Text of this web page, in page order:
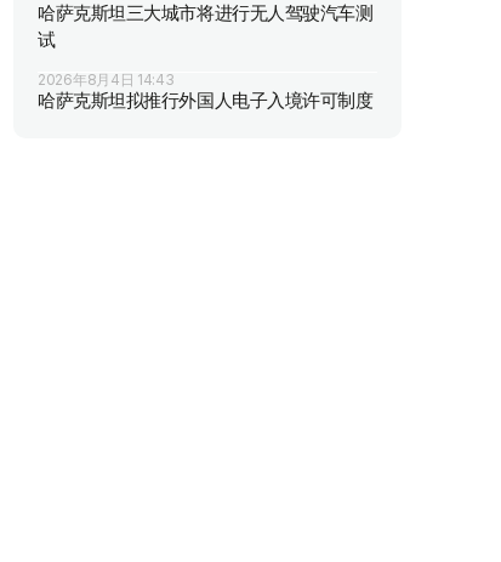
哈萨克斯坦三大城市将进行无人驾驶汽车测
试
2026年8月4日 14:43
哈萨克斯坦拟推行外国人电子入境许可制度